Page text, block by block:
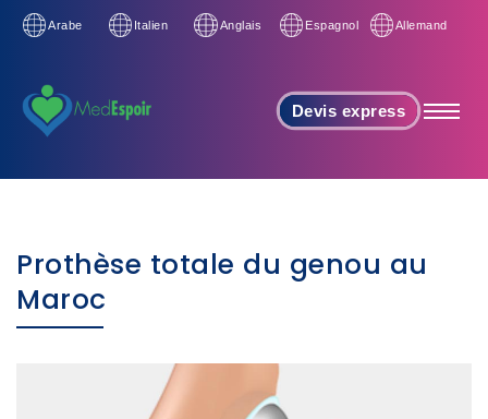
Arabe Italien Anglais Espagnol Allemand
Devis express
Prothèse totale du genou au
Maroc